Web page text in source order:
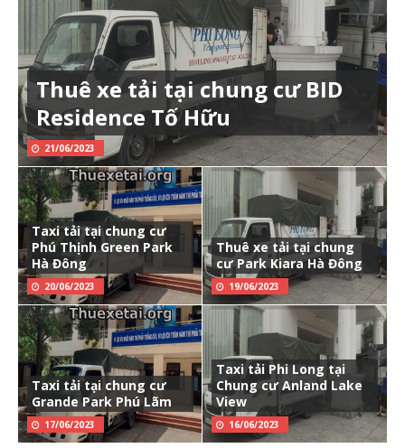
Thuê xe tải tại chung cư BID
Residence Tố Hữu
21/06/2023
Taxi tải tại chung cư
Phú Thịnh Green Park
Hà Đông
20/06/2023
Thuê xe tải tại chung
cư Park Kiara Hà Đông
19/06/2023
Taxi tải tại chung cư
Grande Park Phú Lãm
17/06/2023
Taxi tải Phi Long tại
Chung cư Anland Lake
View
16/06/2023